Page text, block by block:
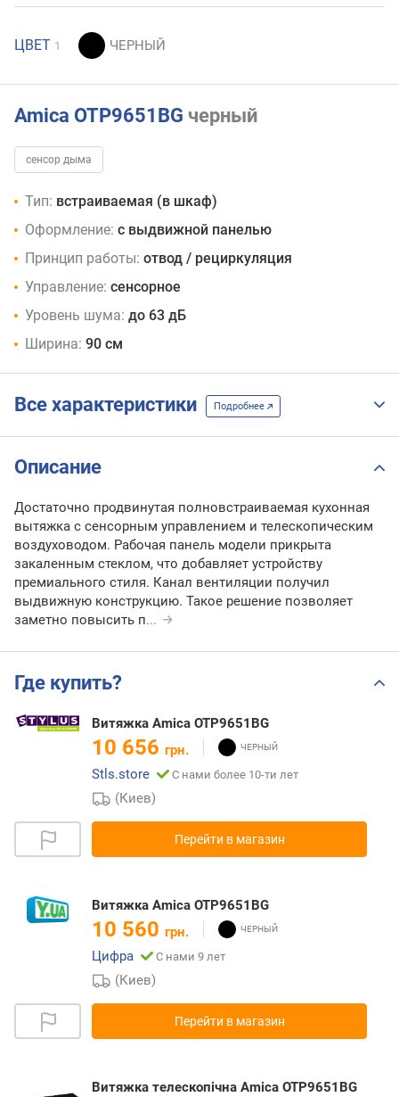
ЦВЕТ 1
Amica OTP9651BG черный
сенсор дыма
Тип: встраиваемая (в шкаф)
Оформление: с выдвижной панелью
Принцип работы: отвод / рециркуляция
Управление: сенсорное
Уровень шума: до 63 дБ
Ширина: 90 см
Все характеристики Подробнее
Описание
Достаточно продвинутая полновстраиваемая кухонная
вытяжка с сенсорным управлением и телескопическим
воздуховодом. Рабочая панель модели прикрыта
закаленным стеклом, что добавляет устройству
премиального стиля. Канал вентиляции получил
выдвижную конструкцию. Такое решение позволяет
заметно повысить п...
Где купить?
Витяжка Amica OTP9651BG
10 656 грн.
Stls.store
С нами более 10-ти лет
(Киев)
Перейти в магазин
Витяжка Amica OTP9651BG
10 560 грн.
Цифра
С нами 9 лет
(Киев)
Перейти в магазин
Витяжка телескопічна Amica OTP9651BG